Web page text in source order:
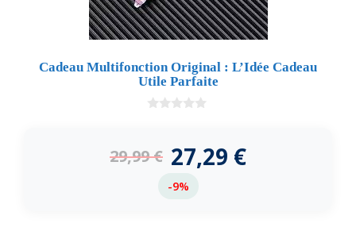
Cadeau Multifonction Original : L’Idée Cadeau
Utile Parfaite
5
29,99€ 27,29 €
-9%